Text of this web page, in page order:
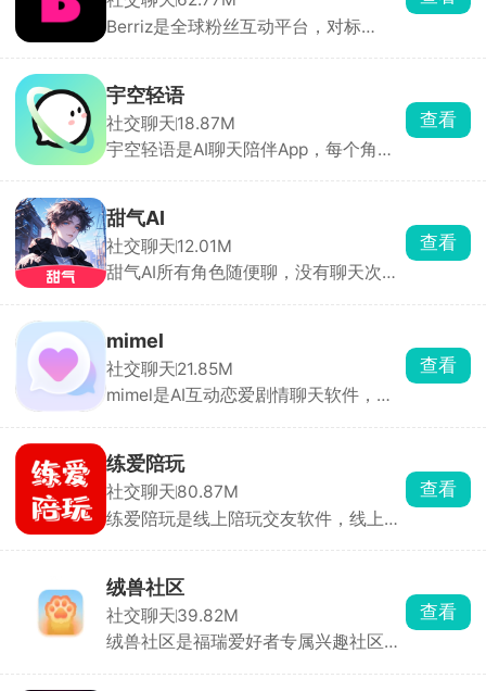
欢的话题，发表观点、分享心得，与其
他漫友随时在线互动。
Berriz是全球粉丝互动平台，对标
盖 K-Pop、演员、网红甚至二次元IP，
让追星、买周边、做公益、多国聊天都
在一个 App 完成。支持直播、多机位全
息舞台、幕后视频、语音留言、线上签
慈善，二创还能上偶像主页。适合想跨
国追星、买周边、做公益“三合一”的用
户。
宇空轻语
社交聊天18.87M
宇空轻语是AI聊天陪伴App，每个角色
像、名字、性格、背景、开场白都支持
自定义。操作简单，适合解压、倾诉、
玩角色扮演。
查看
甜气AI
社交聊天12.01M
甜气AI所有角色随便聊，没有聊天次数
息，发图片，自定义聊天走向。对平台
提供的角色不感兴趣，还可以自行创建
新角色，从外貌到性格、背景、说话风
格全都可以自定义，随时随地开启沉浸
查看
mimel
社交聊天21.85M
mimel是AI互动恋爱剧情聊天软件，角
点开就能一对一私聊。也可以自定义创
建专属AI，从零打造专属虚拟伴侣，所
有互动剧情全由你掌控。
查看
练爱陪玩
社交聊天80.87M
练爱陪玩是线上陪玩交友软件，线上陪
乐型陪玩唠嗑整活。也有非游戏陪伴选
择，语音视频聊天、声优哄睡、早起叫
醒、唱歌才艺表演、虚拟恋人体验，直
接给心仪的陪玩下单，平台派单速度
查看
绒兽社区
社交聊天39.82M
绒兽社区是福瑞爱好者专属兴趣社区，
查看